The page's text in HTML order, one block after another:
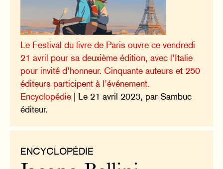
Le Festival du livre de Paris ouvre ce vendredi
21 avril pour sa deuxième édition, avec l’Italie
pour invité d’honneur. Cinquante auteurs et 250
éditeurs participent à l’événement.
Encyclopédie | Le 21 avril 2023, par Sambuc
éditeur.
ENCYCLOPÉDIE